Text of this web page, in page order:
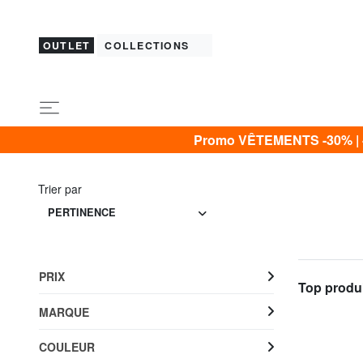
OUTLET COLLECTIONS
Promo VÊTEMENTS -30%
Trier par
PERTINENCE
Top
PRIX
MARQUE
COULEUR